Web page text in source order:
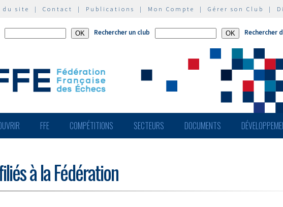
du site | Contact | Publications | Mon Compte | Gérer son Club |
Rechercher un club Rechercher
FFE COMPÉTITIONS SECTEURS DOCUMENTS
à la Fédération